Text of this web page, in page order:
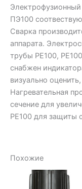
ПЭ100
Сварка
аппарата.
трубы PE100,
снабжен
визуально
Нагревательная
сечение для
PE100 для защиты
Похожие